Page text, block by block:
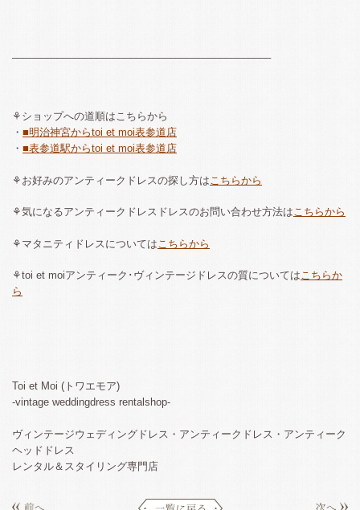
⚘ショップへの道順はこちらから
・ ■明治神宮からtoi et moi表参道店
・ ■表参道駅からtoi et moi表参道店
⚘お好みのアンティークドレスの探し方は こちらから
⚘気になるアンティークドレスドレスのお問い合わせ方法はこちらから
⚘マタニティドレスについては こちらから
⚘toi et moiアンティーク･ヴィンテージドレスの質については こちらか
ら
Toi et Moi (トワエモア)
-vintage weddingdress rentalshop-
ヴィンテージウェディングドレス・アンティークドレス・アンティーク
ヘッドドレス
レンタル＆スタイリング専門店